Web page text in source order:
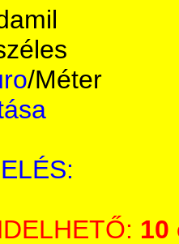
/Méter
10